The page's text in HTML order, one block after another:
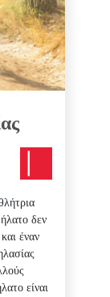
δεν
έναν
είναι